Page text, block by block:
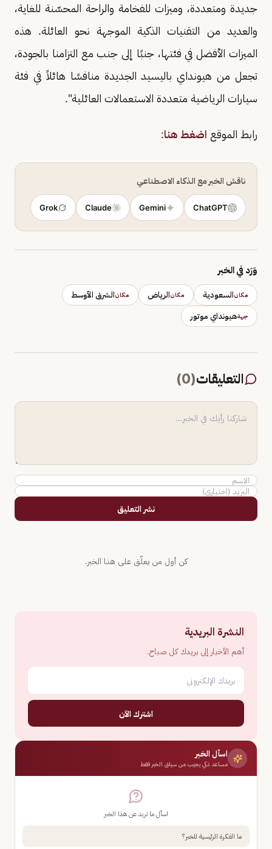
جديدة ومتعددة، وميزات للفخامة والراحة المحسّنة للغاية،
والعديد من التقنيات الذكية الموجهة نحو العائلة. هذه
الميزات الأفضل في فئتها، جنبًا إلى جنب مع التزامنا بالجودة،
تجعل من هيونداي باليسيد الجديدة منافسًا هائلاً في فئة
سيارات الرياضية متعددة الاستعمالات العائلية".
رابط الموقع اضغط هنا:
ناقش الخبر مع الذكاء الاصطناعي
ChatGPT
Gemini
Claude
Grok
وَرَد في الخبر
مكانالسعودية مكانالرياض مكانالشرق الأوسط
جهةهيونداي موتور
التعليقات(
0
)
نشر التعليق
كن أول من يعلّق على هذا الخبر.
النشرة البريدية
أهم الأخبار إلى بريدك كل صباح.
اشترك الآن
اسأل الخبر
مساعد ذكي يجيب من سياق الخبر فقط
اسأل ما تريد عن هذا الخبر
ما الفكرة الرئيسية للخبر؟